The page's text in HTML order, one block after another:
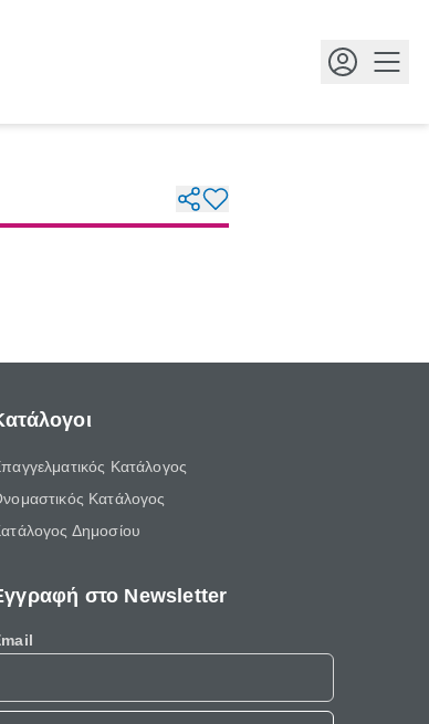
Κατάλογος
Κατάλογος
Δημοσίου
στο Newsletter